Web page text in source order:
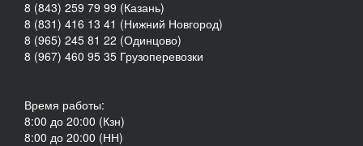
8 (843) 259 79 99 (Казань)
8 (831) 416 13 41 (Нижний Новгород)
8 (965) 245 81 22 (Одинцово)
8 (967) 460 95 35 Грузоперевозки
Время работы:
8:00 до 20:00 (Кзн)
8:00 до 20:00 (НН)